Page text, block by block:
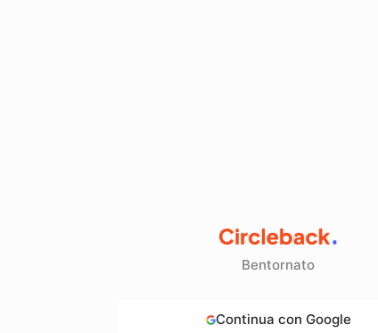
Bentornato
Continua con Google